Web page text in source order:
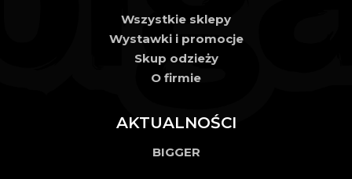
Wszystkie sklepy
Wystawki i promocje
Skup odzieży
O firmie
AKTUALNOŚCI
BIGGER